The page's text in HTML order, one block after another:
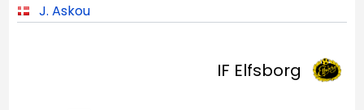
J. Askou
IF Elfsborg